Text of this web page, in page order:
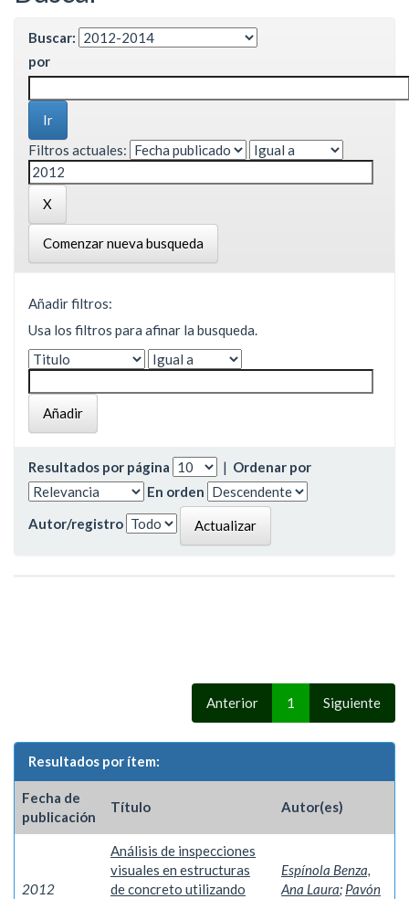
Buscar:
por
Filtros actuales:
Comenzar nueva busqueda
Añadir filtros:
Usa los filtros para afinar la busqueda.
Resultados por página | Ordenar por
En orden
Autor/registro
Anterior 1 Siguiente
Resultados por ítem:
Fecha de
publicación
Título Autor(es)
2012
Análisis de inspecciones
visuales en estructuras
de concreto utilizando
Espínola Benza,
Ana Laura; Pavón